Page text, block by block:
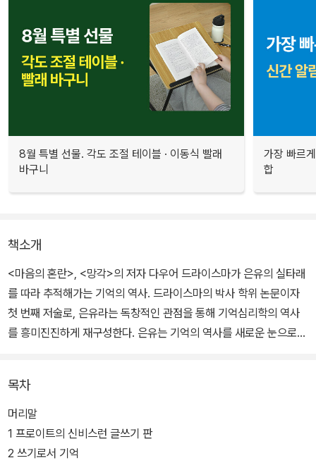
8월 특별 선물. 각도 조절 테이블 · 이동식 빨래
바구니
가장 빠르
합
책소개
<마음의 혼란>, <망각>의 저자 다우어 드라이스마가 은유의 실타래
를 따라 추적해가는 기억의 역사. 드라이스마의 박사 학위 논문이자
첫 번째 저술로, 은유라는 독창적인 관점을 통해 기억심리학의 역사
를 흥미진진하게 재구성한다. 은유는 기억의 역사를 새로운 눈으로
밀랍판에서부터 책, 사진, 컴퓨터, 홀로그램에 이르기까지 은유의 주
된 원천은 정보를 저장하기 위해 개발된 기술 및 도구들이었다. 기억
의 은유는 점차 기술적으로 변해가면서 끊임없이 모습을 바꿔왔다.
계속해서 변형되고 왜곡되고 추가되고 겹쳐지는 우리의 기억을 닮아
목차
머리말
1 프로이트의 신비스런 글쓰기 판
2 쓰기로서 기억